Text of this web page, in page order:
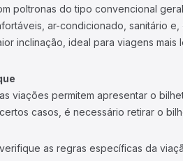
poltronas do tipo convencional
ar-condicionado, sanitário e,
inclinação, ideal para viagens
viações permitem apresentar o
casos, é necessário retirar o
as regras específicas da